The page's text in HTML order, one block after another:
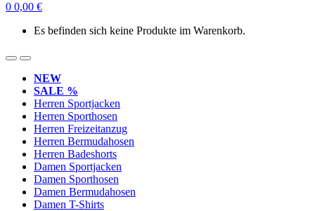
0 0,00 €
Es befinden sich keine Produkte im Warenkorb.
NEW
SALE %
Herren Sportjacken
Herren Sporthosen
Herren Freizeitanzug
Herren Bermudahosen
Herren Badeshorts
Damen Sportjacken
Damen Sporthosen
Damen Bermudahosen
Damen T-Shirts